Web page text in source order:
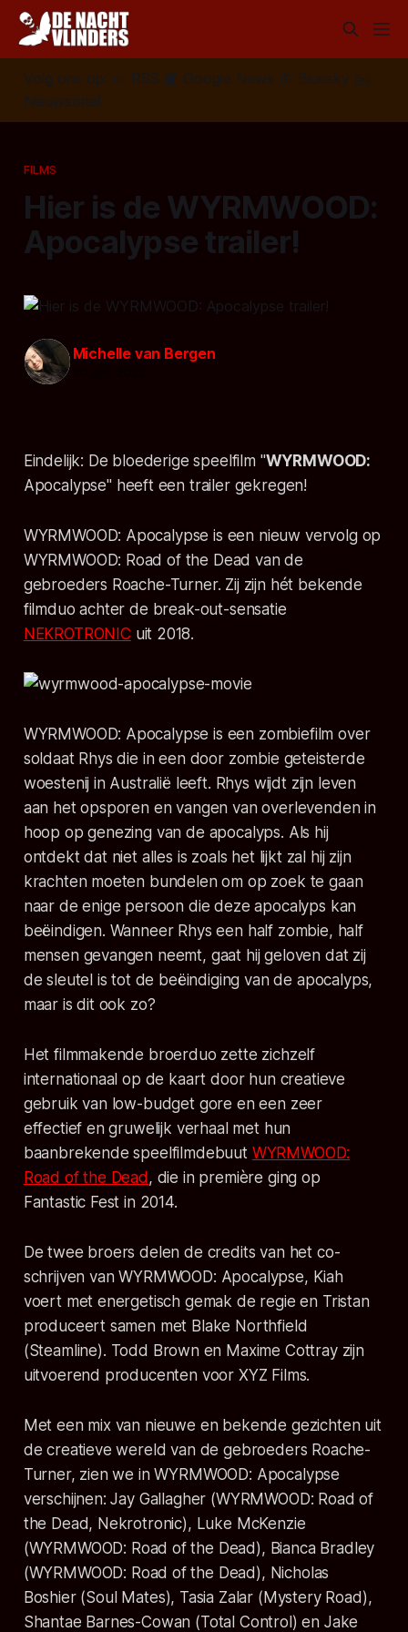
Volg ons op: 📣 RSS 📰 Google News 🦋 Bluesky
✉️
Nieuwsbrief
FILMS
Hier is de WYRMWOOD:
Apocalypse trailer!
Michelle van Bergen
Eindelijk: De bloederige speelfilm "WYRMWOOD:
Apocalypse" heeft een trailer gekregen!
WYRMWOOD: Apocalypse is een nieuw vervolg op
WYRMWOOD: Road of the Dead van de
gebroeders Roache-Turner. Zij zijn hét bekende
filmduo achter de break-out-sensatie
NEKROTRONIC uit 2018.
WYRMWOOD: Apocalypseis een zombiefilm over
soldaat Rhys die in een door zombie geteisterde
woestenij in Australië leeft. Rhys wijdt zijn leven
aan het opsporen en vangen van overlevenden in
hoop op genezing van de apocalyps. Als hij
ontdekt dat niet alles is zoals het lijkt zal hij zijn
krachten moeten bundelen om op zoek te gaan
naar de enige persoon die deze apocalyps kan
beëindigen. Wanneer Rhys een half zombie, half
mensen gevangen neemt, gaat hij geloven dat zij
de sleutel is tot de beëindiging van de apocalyps,
maar is dit ook zo?
Het filmmakende broerduo zette zichzelf
internationaal op de kaart door hun creatieve
gebruik van low-budget gore en een zeer
effectief en gruwelijk verhaal met hun
baanbrekende speelfilmdebuut WYRMWOOD:
Road of the Dead, die in première ging op
Fantastic Fest in 2014.
De twee broers delen de credits van het co-
schrijven vanWYRMWOOD: Apocalypse, Kiah
voert met energetisch gemak de regie en Tristan
produceert samen met Blake Northfield
(Steamline). Todd Brown en Maxime Cottray zijn
uitvoerend producenten voor XYZ Films.
Met een mix van nieuwe en bekende gezichten uit
de creatieve wereld van de gebroeders Roache-
Turner, zien we inWYRMWOOD: Apocalypse
verschijnen: Jay Gallagher (WYRMWOOD: Road of
the Dead, Nekrotronic), Luke McKenzie
(WYRMWOOD: Road of the Dead), Bianca Bradley
(WYRMWOOD: Road of the Dead), Nicholas
Boshier (Soul Mates), Tasia Zalar (Mystery Road),
Shantae Barnes-Cowan (Total Control) en Jake